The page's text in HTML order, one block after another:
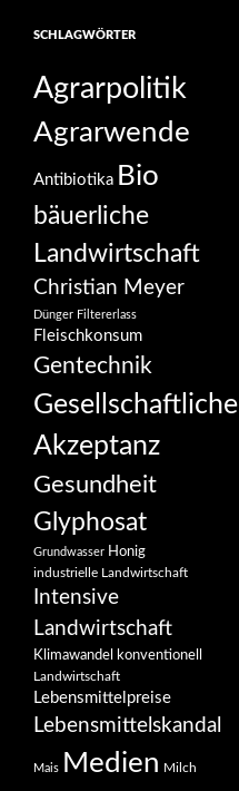
SCHLAGWÖRTER
Agrarpolitik
Agrarwende
Antibiotika Bio
bäuerliche
Landwirtschaft
Christian Meyer
Dünger Filtererlass
Fleischkonsum
Gentechnik
Gesellschaftliche
Akzeptanz
Gesundheit
Glyphosat
Grundwasser Honig
industrielle Landwirtschaft
Intensive
Landwirtschaft
Klimawandel konventionell
Landwirtschaft
Lebensmittelpreise
Lebensmittelskandal
Mais Medien Milch